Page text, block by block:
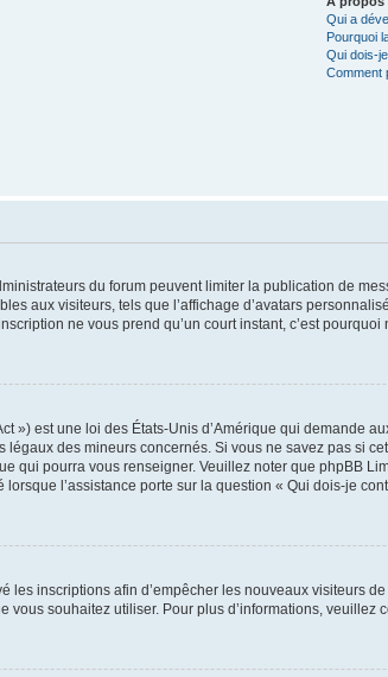
Qui a
Pourquoi
Qui dois-
Comment
du forum peuvent limiter la publication de
aux visiteurs, tels que l’affichage d’avatars
ne vous prend qu’un court instant, c’est
») est une loi des États-Unis d’Amérique qui demande
des mineurs concernés. Si vous ne savez pas si
qui pourra vous renseigner. Veuillez noter que phpBB
l’assistance porte sur la question « Qui dois-je
les inscriptions afin d’empêcher les nouveaux visiteurs
vous souhaitez utiliser. Pour plus d’informations, veuillez